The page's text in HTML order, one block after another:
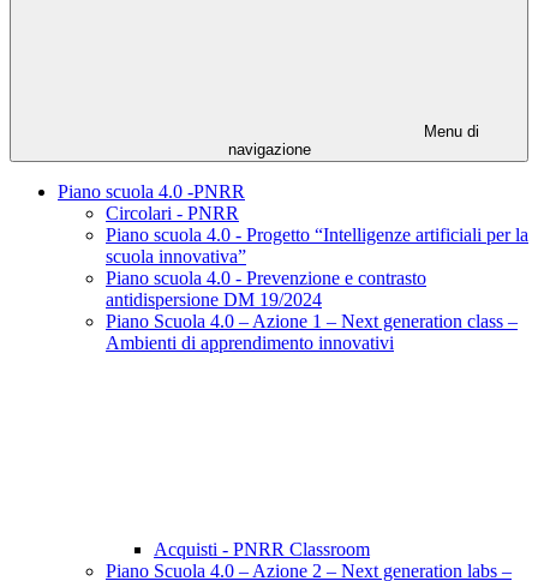
Menu di
navigazione
Piano scuola 4.0 -PNRR
Circolari - PNRR
Piano scuola 4.0 - Progetto “Intelligenze artificiali per la
scuola innovativa”
Piano scuola 4.0 - Prevenzione e contrasto
antidispersione DM 19/2024
Piano Scuola 4.0 – Azione 1 – Next generation class –
Ambienti di apprendimento innovativi
Acquisti - PNRR Classroom
Piano Scuola 4.0 – Azione 2 – Next generation labs –